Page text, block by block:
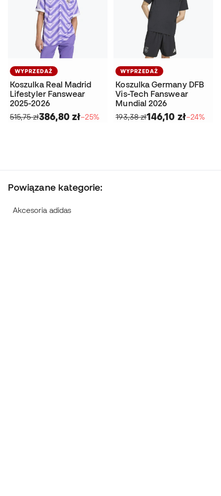
WYPRZEDAŻ
Koszulka Real Madrid
Lifestyler Fanswear
2025-2026
515,75 zł386,80 zł−25%
WYPRZEDAŻ
Koszulka Germany DFB
Vis-Tech Fanswear
Mundial 2026
193,38 zł146,10 zł−24%
Powiązane kategorie:
Akcesoria adidas